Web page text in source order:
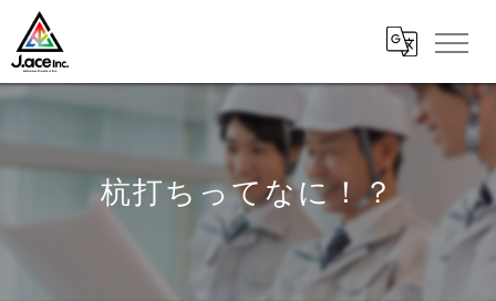
杭打ちってなに！？